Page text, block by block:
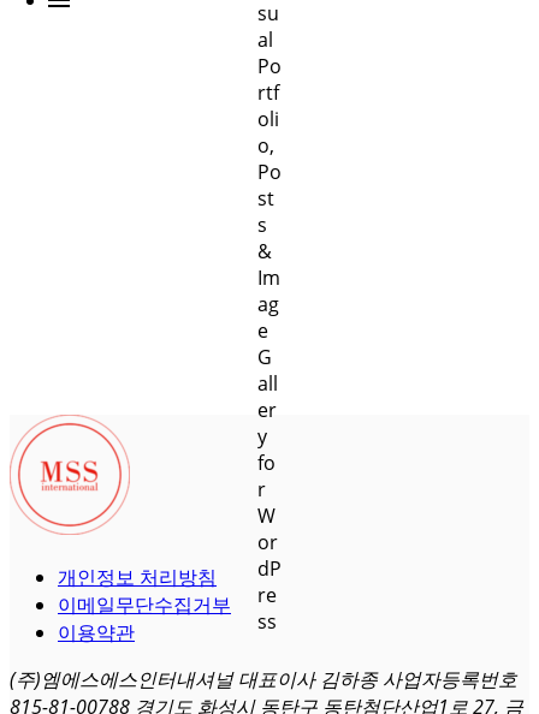
개인정보 처리방침
이메일무단수집거부
이용약관
(주)엠에스에스인터내셔널 대표이사 김하종 사업자등록번호
815-81-00788 경기도 화성시 동탄구 동탄첨단산업1로 27, 금